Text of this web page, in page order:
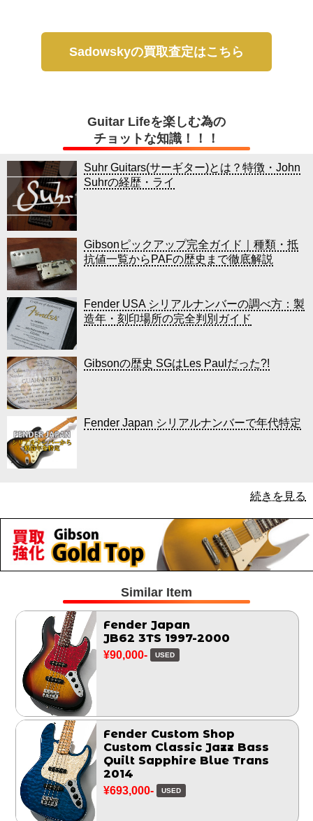
Sadowskyの買取査定はこちら
Guitar Lifeを楽しむ為の
チョットな知識！！！
Suhr Guitars(サーギター)とは？特徴・John
Suhrの経歴・ライ
Gibsonピックアップ完全ガイド｜種類・抵
抗値一覧からPAFの歴史まで徹底解説
Fender USA シリアルナンバーの調べ方：製
造年・刻印場所の完全判別ガイド
Gibsonの歴史 SGはLes Paulだった?!
Fender Japan シリアルナンバーで年代特定
続きを見る
Similar Item
Fender Japan
JB62 3TS 1997-2000
¥90,000- USED
Fender Custom Shop
Custom Classic Jazz Bass
Quilt Sapphire Blue Trans
2014
¥693,000- USED